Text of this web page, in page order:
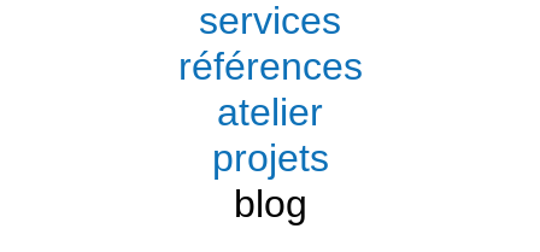
services
références
atelier
projets
blog